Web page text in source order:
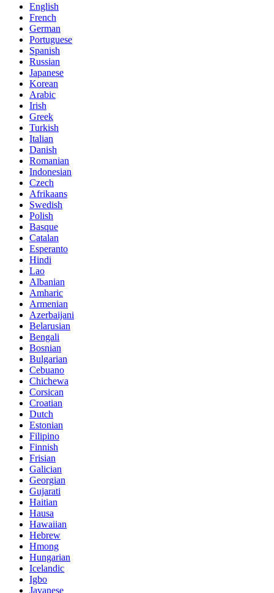
English
French
German
Portuguese
Spanish
Russian
Japanese
Korean
Arabic
Irish
Greek
Turkish
Italian
Danish
Romanian
Indonesian
Czech
Afrikaans
Swedish
Polish
Basque
Catalan
Esperanto
Hindi
Lao
Albanian
Amharic
Armenian
Azerbaijani
Belarusian
Bengali
Bosnian
Bulgarian
Cebuano
Chichewa
Corsican
Croatian
Dutch
Estonian
Filipino
Finnish
Frisian
Galician
Georgian
Gujarati
Haitian
Hausa
Hawaiian
Hebrew
Hmong
Hungarian
Icelandic
Igbo
Javanese